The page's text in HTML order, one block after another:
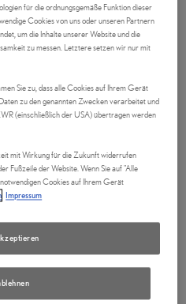
für die ordnungsgemäße Funktion dieser
Cookies von uns oder unseren Partnern
um die Inhalte unserer Website und die
zu messen. Letztere setzen wir nur mit
Sie zu, dass alle Cookies auf Ihrem Gerät
zu den genannten Zwecken verarbeitet und
(einschließlich der USA) übertragen werden
mit Wirkung für die Zukunft widerrufen
Fußzeile der Website. Wenn Sie auf "Alle
Cookies auf Ihrem Gerät
Impressum